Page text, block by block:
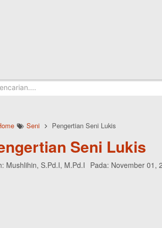
Seni Pengertian Seni Lukis
Seni Lukis
Mushlihin, S.Pd.I, M.Pd.I Pada: November 01,